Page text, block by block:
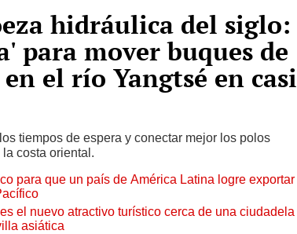
hidráulica del siglo:
para mover buques de
el río Yangtsé en casi
tiempos de espera y conectar mejor los polos
costa oriental.
para que un país de América Latina logre exportar
el nuevo atractivo turístico cerca de una ciudadela
asiática